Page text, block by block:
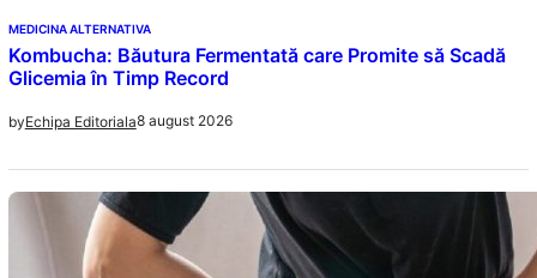
MEDICINA ALTERNATIVA
Kombucha: Băutura Fermentată care Promite să Scadă
Glicemia în Timp Record
byEchipa Editoriala8 august 2026